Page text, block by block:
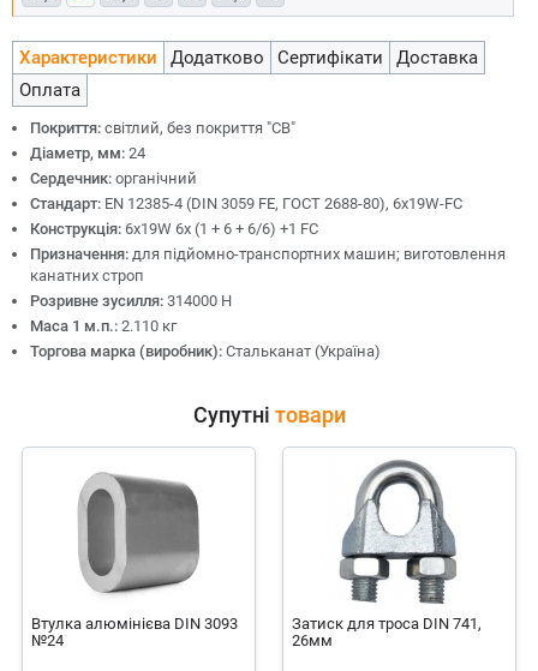
Характеристики Додатково Сертифікати
Доставка
Оплата
Покриття: світлий, без покриття "СВ"
Діаметр, мм: 24
Сердечник: органічний
Стандарт: EN 12385-4 (DIN 3059 FE, ГОСТ 2688-80), 6x19W-FC
Конструкція: 6х19W 6x (1 + 6 + 6/6) +1 FC
Призначення: для підйомно-транспортних машин; виготовлення
канатних строп
Розривне зусилля: 314000 Н
Маса 1 м.п.: 2.110 кг
Торгова марка (виробник): Стальканат (Україна)
Супутні товари
Втулка алюмінієва DIN 3093
№24
Затиск для троса DIN 741,
26мм